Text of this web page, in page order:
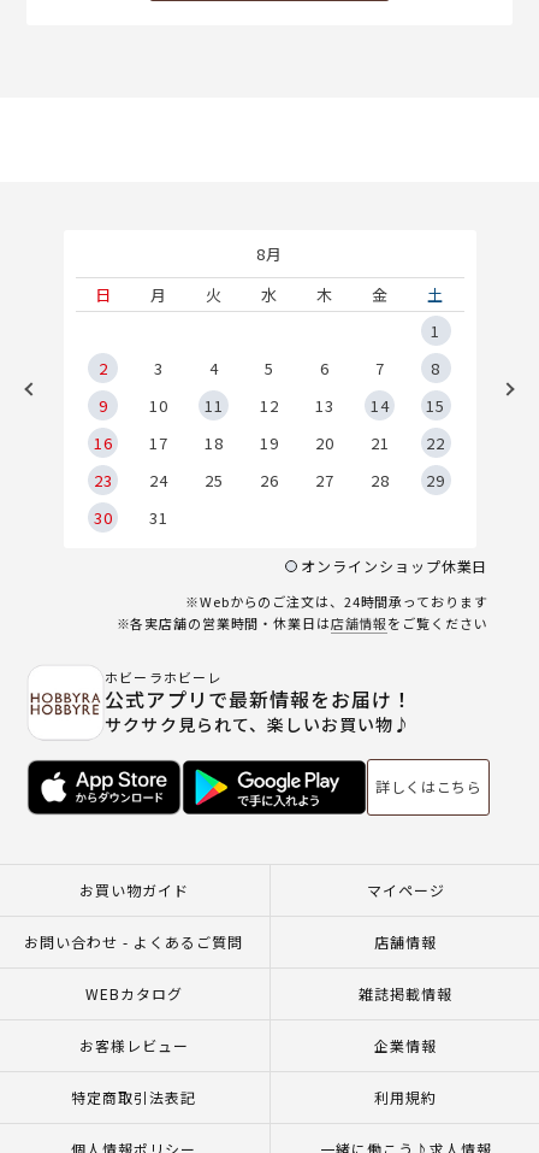
8月
日
月 火 水 木 金
土
1
2
3 4 5 6 7
8
9
10 11 12 13 14
15
16
17 18 19 20 21
22
23
24 25 26 27 28
29
30
31
オンラインショップ休業日
※Webからのご注文は、24時間承っております
※各実店舗の営業時間・休業日は店舗情報をご覧ください
ホビーラホビーレ
公式アプリで最新情報をお届け！
サクサク見られて、楽しいお買い物♪
詳しくはこちら
お買い物ガイド マイページ
お問い合わせ - よくあるご質問 店舗情報
WEBカタログ 雑誌掲載情報
お客様レビュー 企業情報
特定商取引法表記 利用規約